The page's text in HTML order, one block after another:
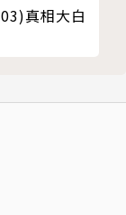
真相大白